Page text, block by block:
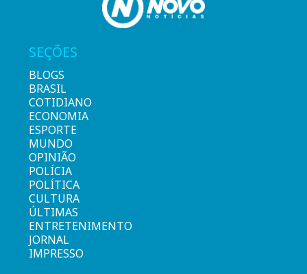
SEÇÕES
BLOGS
BRASIL
COTIDIANO
ECONOMIA
ESPORTE
MUNDO
OPINIÃO
POLÍCIA
POLÍTICA
CULTURA
ÚLTIMAS
ENTRETENIMENTO
JORNAL
IMPRESSO